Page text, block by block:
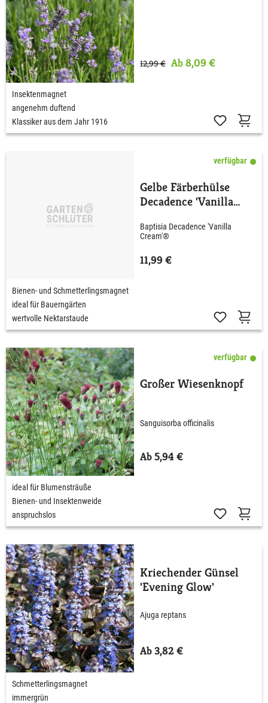
12,99 € Ab 8,09 €
Insektenmagnet
angenehm duftend
Klassiker aus dem Jahr 1916
verfügbar
Gelbe Färberhülse
Decadence 'Vanilla
Baptisia Decadence 'Vanilla
Cream'®
11,99 €
Bienen- und Schmetterlingsmagnet
ideal für Bauerngärten
wertvolle Nektarstaude
verfügbar
Großer Wiesenknopf
Sanguisorba officinalis
Ab 5,94 €
ideal für Blumensträuße
Bienen- und Insektenweide
anspruchslos
Kriechender Günsel
'Evening Glow'
Ajuga reptans
Ab 3,82 €
Schmetterlingsmagnet
immergrün